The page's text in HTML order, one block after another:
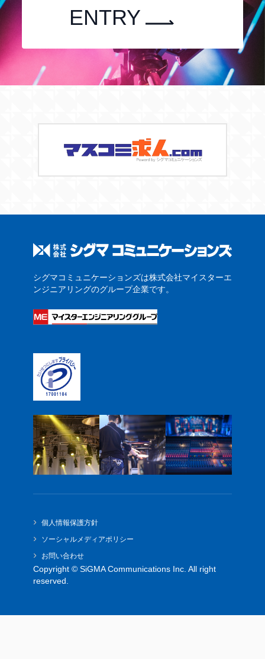
ENTRY
シグマコミュニケーションズは株式会社マイスターエ
ンジニアリングのグループ企業です。
› 個人情報保護方針
› ソーシャルメディアポリシー
› お問い合わせ
Copyright © SiGMA Communications Inc. All right
reserved.